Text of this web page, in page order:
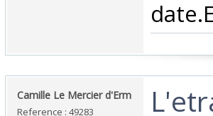
‎Camille Le Mercier d'Erm‎
Reference : 49283